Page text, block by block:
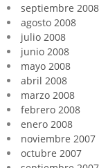
septiembre 2008
agosto 2008
julio 2008
junio 2008
mayo 2008
abril 2008
marzo 2008
febrero 2008
enero 2008
noviembre 2007
octubre 2007